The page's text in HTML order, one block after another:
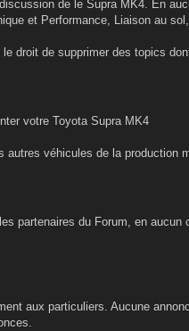
de le Supra MK4. En
et Performance, Liaison au
droit de supprimer des topics
votre Toyota Supra MK4
véhicules de la
partenaires du Forum, en
aux particuliers. Aucune